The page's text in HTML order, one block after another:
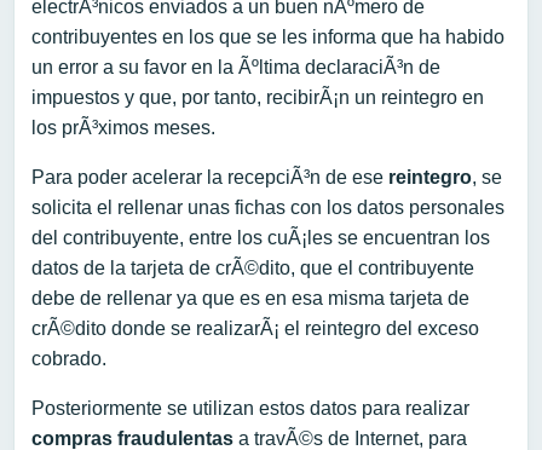
electrÃ³nicos enviados a un buen nÃºmero de
contribuyentes en los que se les informa que ha habido
un error a su favor en la Ãºltima declaraciÃ³n de
impuestos y que, por tanto, recibirÃ¡n un reintegro en
los prÃ³ximos meses.
Para poder acelerar la recepciÃ³n de ese reintegro, se
solicita el rellenar unas fichas con los datos personales
del contribuyente, entre los cuÃ¡les se encuentran los
datos de la tarjeta de crÃ©dito, que el contribuyente
debe de rellenar ya que es en esa misma tarjeta de
crÃ©dito donde se realizarÃ¡ el reintegro del exceso
cobrado.
Posteriormente se utilizan estos datos para realizar
compras fraudulentas a travÃ©s de Internet, para